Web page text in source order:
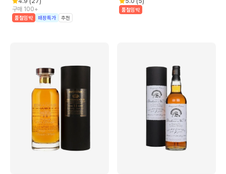
구매 100+
품절임박 매장특가 추천
품절임박